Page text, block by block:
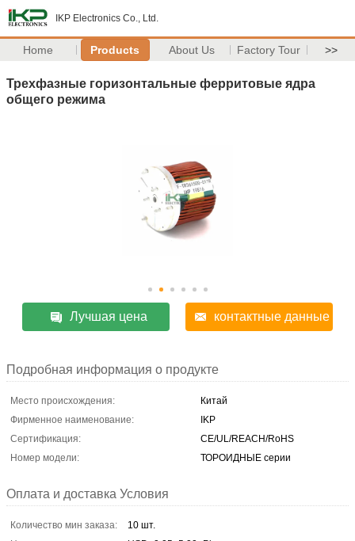
IKP Electronics Co., Ltd.
Home Products About Us Factory Tour >>
Трехфазные горизонтальные ферритовые ядра
общего режима
Лучшая цена контактные данные
Подробная информация о продукте
Место происхождения:
Китай
Фирменное наименование:
IKP
Сертификация:
CE/UL/REACH/RoHS
Номер модели:
ТОРОИДНЫЕ серии
Оплата и доставка Условия
Количество мин заказа:
10 шт.